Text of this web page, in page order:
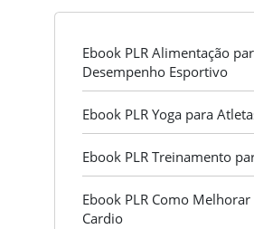
Ebook PLR Alimentação
Desempenho Esportivo
Ebook PLR Yoga para
Ebook PLR Treinamento
Ebook PLR Como Melhorar
Cardio